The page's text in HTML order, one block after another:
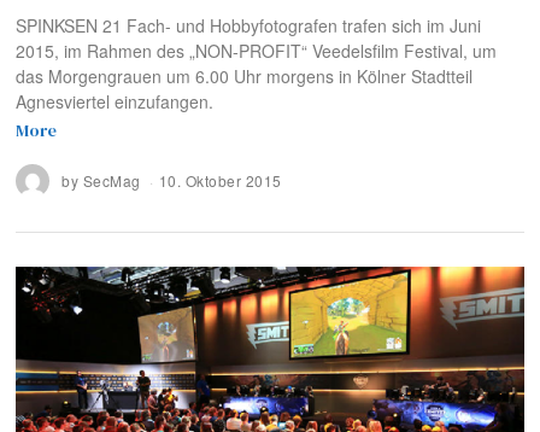
SPINKSEN 21 Fach- und Hobbyfotografen trafen sich im Juni
2015, im Rahmen des „NON-PROFIT“ Veedelsfilm Festival, um
das Morgengrauen um 6.00 Uhr morgens in Kölner Stadtteil
Agnesviertel einzufangen.
More
by SecMag 10. Oktober 2015